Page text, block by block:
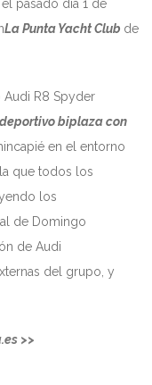
pasado día 1 de
La Punta Yacht Club de
Audi R8 Spyder
biplaza con
en el entorno
que todos los
los
de Domingo
de Audi
del grupo, y
>>